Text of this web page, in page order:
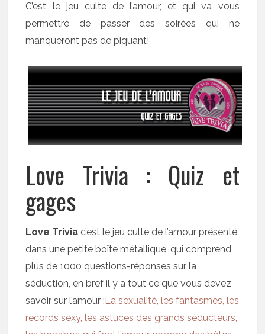
C’est le jeu culte de l’amour, et qui va vous
permettre de passer des soirées qui ne
manqueront pas de piquant!
Love Trivia : Quiz et
gages
Love Trivia c’est le jeu culte de l’amour présenté
dans une petite boîte métallique, qui comprend
plus de 1000 questions-réponses sur la
séduction, en bref il y a tout ce que vous devez
savoir sur l’amour :La sexualité, les fantasmes, les
records sexy, les astuces des grands séducteurs,